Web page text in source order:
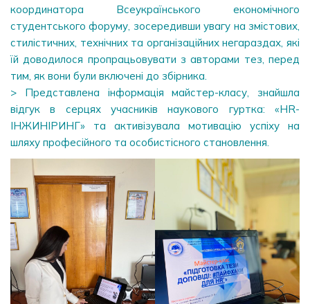
координатора Всеукраїнського економічного
студентського форуму, зосередивши увагу на змістових,
стилістичних, технічних та організаційних негараздах, які
їй доводилося пропрацьовувати з авторами тез, перед
тим, як вони були включені до збірника.
> Представлена інформація майстер-класу, знайшла
відгук в серцях учасників наукового гуртка: «HR-
ІНЖИНІРИНГ» та активізувала мотивацію успіху на
шляху професійного та особистісного становлення.